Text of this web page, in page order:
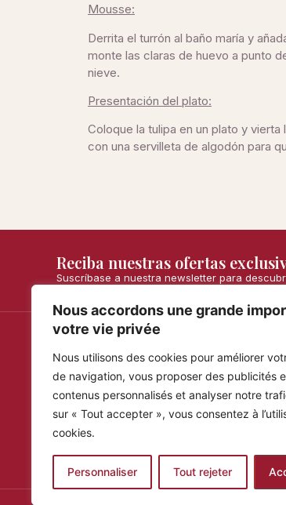
Nous accordons une grande
votre vie privée
Nous utilisons des cookies pour améliorer
de navigation, vous proposer des publicités
contenus personnalisés et analyser notre
sur « Tout accepter », vous consentez à
cookies.
Personnaliser Tout rejeter
Mousse:
Derrita el turrón al baño maría y
monte las claras de huevo a punto
nieve.
Presentación del plato:
Coloque la tulipa en un plato y
con una servilleta de algodón para
Reciba nuestras ofertas
Suscríbase a nuestra newsletter para
Maria Simona
Turrones artesanales fabricados de forma
artesanal, garantizados con ingredientes
100% españoles y naturales.